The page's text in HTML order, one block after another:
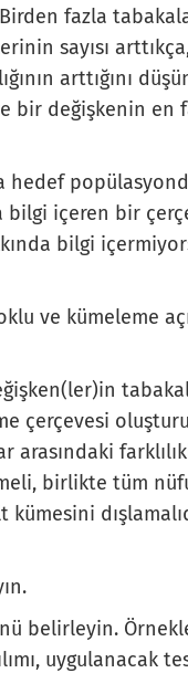
fazla
sayısı
arttığını
bir değişkenin en
hedef
bilgi içeren bir
bilgi
ve kümeleme
çerçevesi
birlikte tüm
kümesini
belirleyin.
uygulanacak